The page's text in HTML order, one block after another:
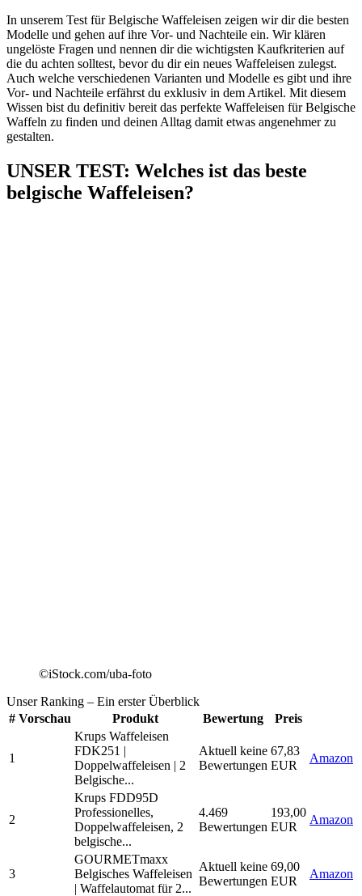
In unserem Test für Belgische Waffeleisen zeigen wir dir die besten
Modelle und gehen auf ihre Vor- und Nachteile ein. Wir klären
ungelöste Fragen und nennen dir die wichtigsten Kaufkriterien auf
die du achten solltest, bevor du dir ein neues Waffeleisen zulegst.
Auch welche verschiedenen Varianten und Modelle es gibt und ihre
Vor- und Nachteile erfährst du exklusiv in dem Artikel. Mit diesem
Wissen bist du definitiv bereit das perfekte Waffeleisen für Belgische
Waffeln zu finden und deinen Alltag damit etwas angenehmer zu
gestalten.
UNSER TEST: Welches ist das beste
belgische Waffeleisen?
©iStock.com/uba-foto
Unser Ranking – Ein erster Überblick
# Vorschau Produkt Bewertung Preis
1
Krups Waffeleisen
FDK251 |
Doppelwaffeleisen | 2
Belgische...
Aktuell keine
Bewertungen
67,83
EUR
Amazon
2
Krups FDD95D
Professionelles,
Doppelwaffeleisen, 2
belgische...
4.469
Bewertungen
193,00
EUR
Amazon
3
GOURMETmaxx
Belgisches Waffeleisen
| Waffelautomat für 2...
Aktuell keine
Bewertungen
69,00
EUR
Amazon